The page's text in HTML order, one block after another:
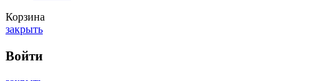
Корзина
закрыть
Войти